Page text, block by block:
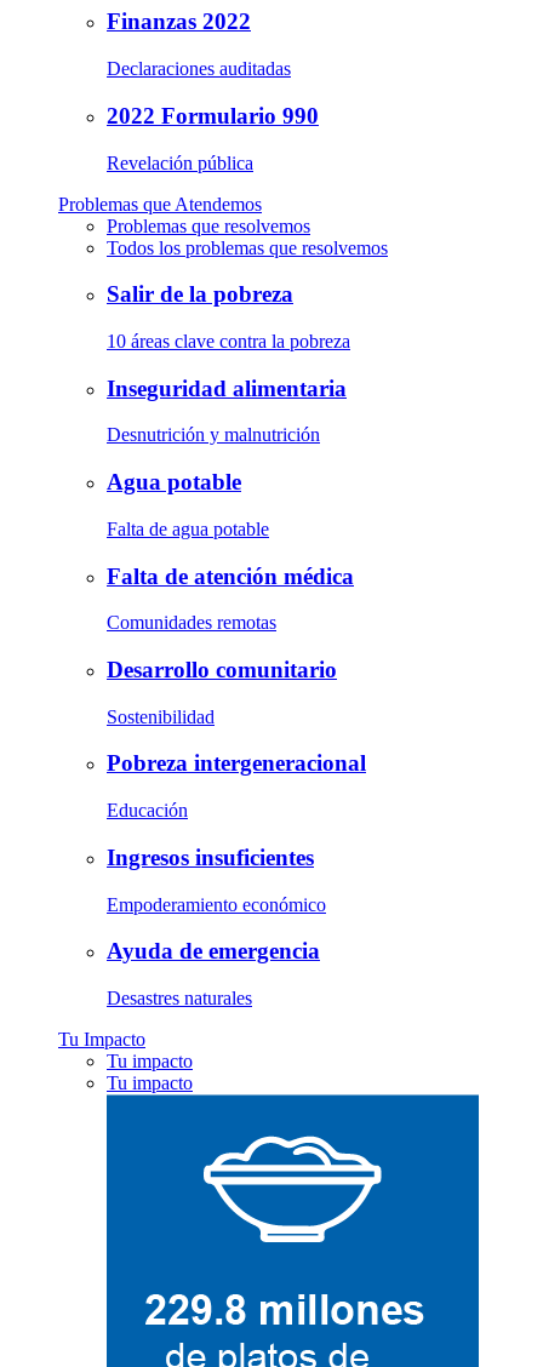
Finanzas 2022
Declaraciones auditadas
2022 Formulario 990
Revelación pública
Problemas que Atendemos
Problemas que resolvemos
Todos los problemas que resolvemos
Salir de la pobreza
10 áreas clave contra la pobreza
Inseguridad alimentaria
Desnutrición y malnutrición
Agua potable
Falta de agua potable
Falta de atención médica
Comunidades remotas
Desarrollo comunitario
Sostenibilidad
Pobreza intergeneracional
Educación
Ingresos insuficientes
Empoderamiento económico
Ayuda de emergencia
Desastres naturales
Tu Impacto
Tu impacto
Tu impacto